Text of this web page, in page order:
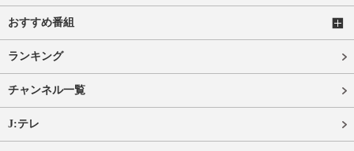
おすすめ番組
ランキング
チャンネル一覧
J:テレ